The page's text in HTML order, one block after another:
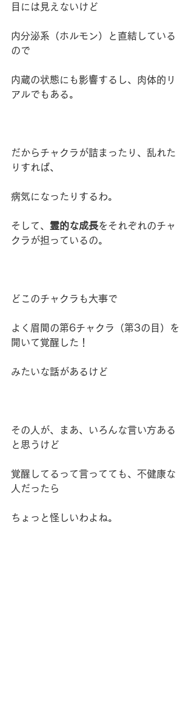
目には見えないけど
内分泌系（ホルモン）と直結している
ので
内蔵の状態にも影響するし、肉体的リ
アルでもある。
だからチャクラが詰まったり、乱れた
りすれば、
病気になったりするわ。
そして、 霊的な成長をそれぞれのチャ
クラが担っているの。
どこのチャクラも大事で
よく眉間の第6チャクラ（第3の目）を
開いて覚醒した！
みたいな話があるけど
その人が、まあ、いろんな言い方ある
と思うけど
覚醒してるって言ってても、不健康な
人だったら
ちょっと怪しいわよね。